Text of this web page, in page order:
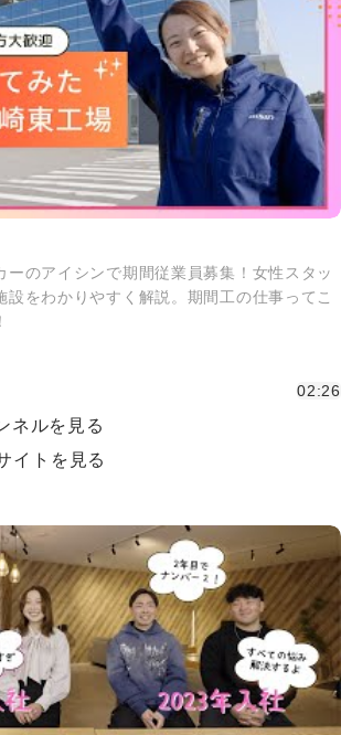
ーのアイシンで期間従業員募集！女性スタッ
設をわかりやすく解説。期間工の仕事ってこ
02:26
ネルを見る
イトを見る